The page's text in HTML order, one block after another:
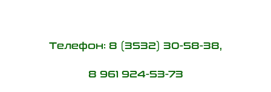
Телефон: 8 (3532) 30-58-38,
8 961 924-53-73